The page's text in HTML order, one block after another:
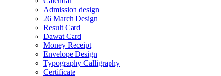
Admission design
26 March Design
Result Card
Dawat Card
Money Receipt
Envelope Design
Typography Calligraphy
Certificate